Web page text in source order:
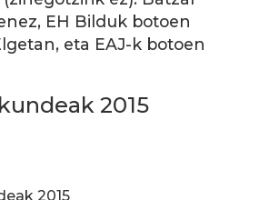
EH Bilduk botoen
eta EAJ-k botoen
2015